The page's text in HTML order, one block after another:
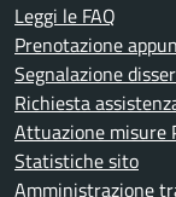
Leggi le FAQ
Prenotazione
Segnalazione
Richiesta
Attuazione misure
Statistiche sito
Amministrazione